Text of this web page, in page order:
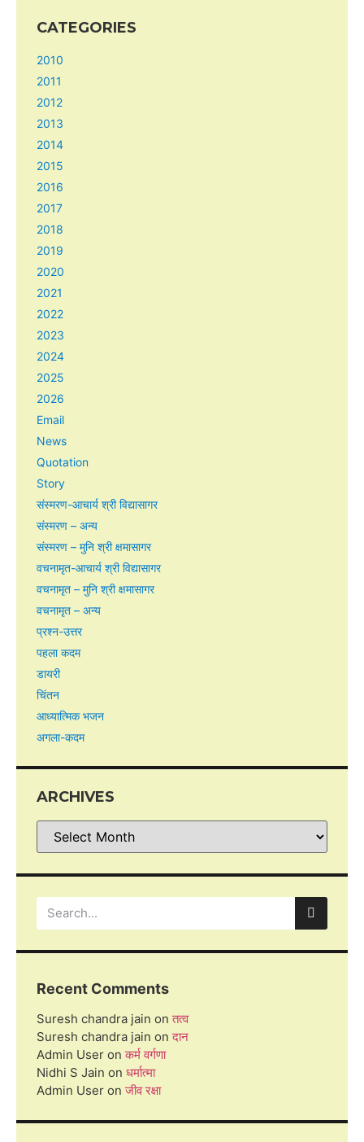
CATEGORIES
2010
2011
2012
2013
2014
2015
2016
2017
2018
2019
2020
2021
2022
2023
2024
2025
2026
Email
News
Quotation
Story
संस्मरण-आचार्य श्री विद्यासागर
संस्मरण – अन्य
संस्मरण – मुनि श्री क्षमासागर
वचनामृत-आचार्य श्री विद्यासागर
वचनामृत – मुनि श्री क्षमासागर
वचनामृत – अन्य
प्रश्न-उत्तर
पहला कदम
डायरी
चिंतन
आध्यात्मिक भजन
अगला-कदम
ARCHIVES
Recent Comments
Suresh chandra jain onतत्व
Suresh chandra jain onदान
Admin User onकर्म वर्गणा
Nidhi S Jain on धर्मात्मा
Admin User onजीव रक्षा